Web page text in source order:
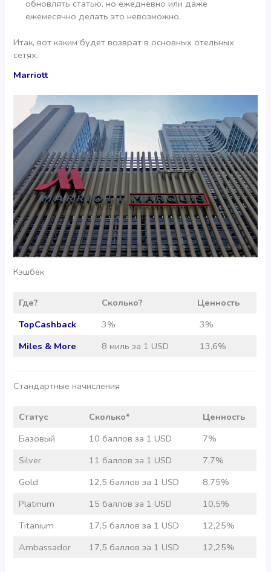
обновлять статью, но ежедневно или даже
ежемесячно делать это невозможно.
Итак, вот каким будет возврат в основных отельных
сетях.
Marriott
Кэшбек
Где? Сколько?
Ценность
TopCashback
3%
3%
Miles & More
8 миль за 1 USD 13,6%
Стандартные начисления
Статус Сколько*
Ценность
Базовый
10 баллов за 1 USD
7%
Silver
11 баллов за 1 USD
7,7%
Gold
12,5 баллов за 1 USD
8,75%
Platinum
15 баллов за 1 USD
10,5%
Titanium
17,5 баллов за 1 USD
12,25%
Ambassador
17,5 баллов за 1 USD 12,25%